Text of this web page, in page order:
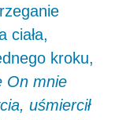
ciała,
kroku,
On mnie
uśmiercił